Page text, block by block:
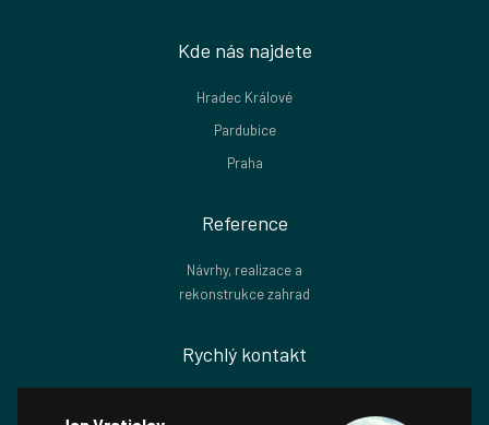
Kde nás najdete
Hradec Králové
Pardubice
Praha
Reference
Návrhy, realizace a
rekonstrukce zahrad
Rychlý kontakt